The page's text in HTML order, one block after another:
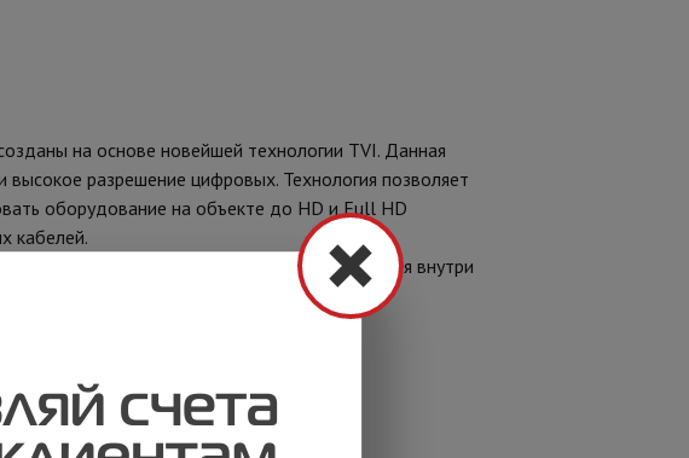
на основе новейшей технологии TVI. Данная
высокое разрешение цифровых. Технология позволяет
оборудование на объекте до HD и Full HD
кабелей.
360 градусов и подходит для использования внутри